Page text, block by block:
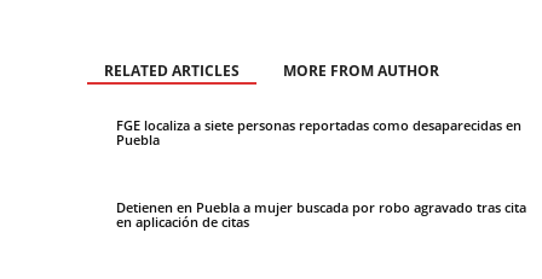
RELATED ARTICLES MORE FROM AUTHOR
FGE localiza a siete personas reportadas como desaparecidas en
Puebla
Detienen en Puebla a mujer buscada por robo agravado tras cita
en aplicación de citas